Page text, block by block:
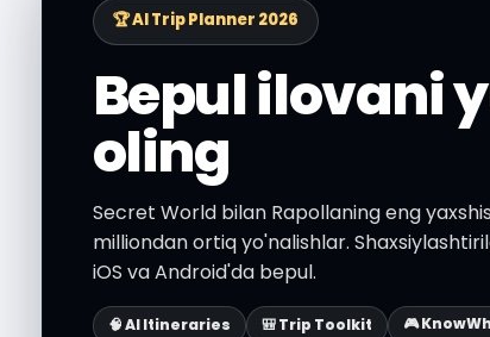
🏆 AI Trip Planner 2026
Bepul ilovani
oling
Secret World bilan Rapollaning eng
milliondan ortiq yo'nalishlar.
iOS va Android'da bepul.
🧠 AI Itineraries 🎒 Trip Toolkit
🎮